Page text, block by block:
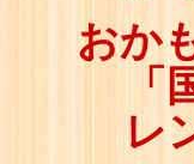
おか
レ